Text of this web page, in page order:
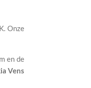
Onze
en de
Vens